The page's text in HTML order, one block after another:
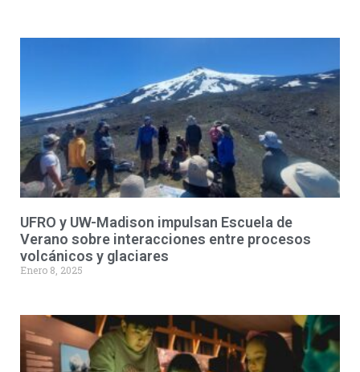
UFRO y UW-Madison impulsan Escuela de
Verano sobre interacciones entre procesos
volcánicos y glaciares
Enero 8, 2025